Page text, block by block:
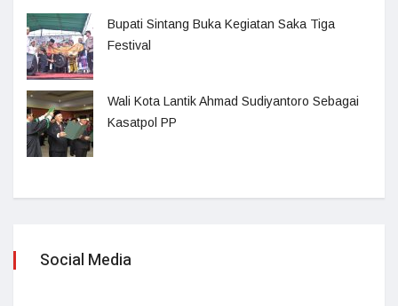
Bupati Sintang Buka Kegiatan Saka Tiga
Festival
Wali Kota Lantik Ahmad Sudiyantoro Sebagai
Kasatpol PP
Social Media